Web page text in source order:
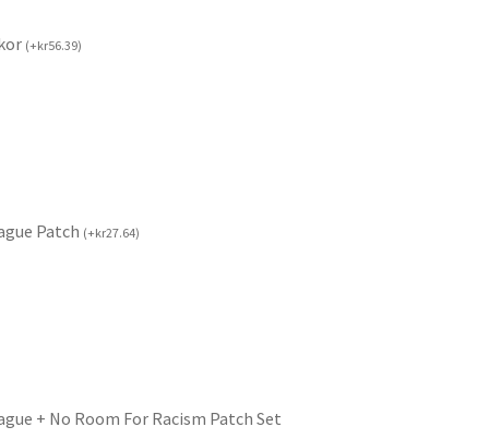
(+kr56.39)
Patch (+kr27.64)
+ No Room For Racism Patch Set